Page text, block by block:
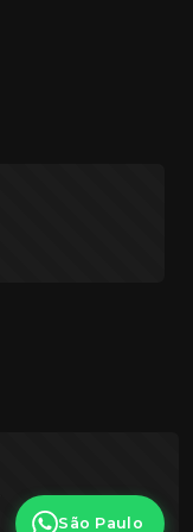
São Paulo